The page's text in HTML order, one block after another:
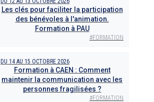
Les clés pour faciliter la participation
des bénévoles à l'animation.
Formation à PAU
#FORMATION
DU 14 AU 15 OCTOBRE 2026
Formation à CAEN : Comment
maintenir la communication avec les
personnes fragilisées ?
#FORMATION